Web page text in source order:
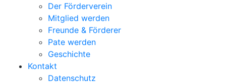
Der Förderverein
Mitglied werden
Freunde & Förderer
Pate werden
Geschichte
Kontakt
Datenschutz